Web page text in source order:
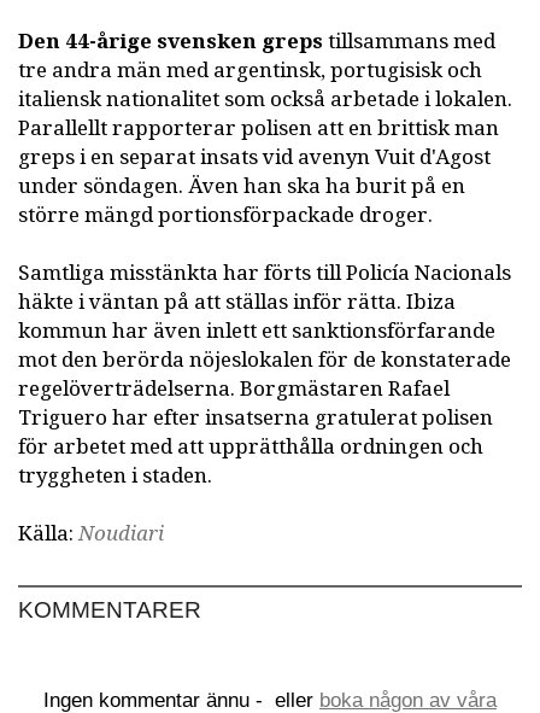
Den 44-årige svensken greps tillsammans med
tre andra män med argentinsk, portugisisk och
italiensk nationalitet som också arbetade i lokalen.
Parallellt rapporterar polisen att en brittisk man
greps i en separat insats vid avenyn Vuit d'Agost
under söndagen. Även han ska ha burit på en
större mängd portionsförpackade droger.
Samtliga misstänkta har förts till Policía Nacionals
häkte i väntan på att ställas inför rätta. Ibiza
kommun har även inlett ett sanktionsförfarande
mot den berörda nöjeslokalen för de konstaterade
regelöverträdelserna. Borgmästaren Rafael
Triguero har efter insatserna gratulerat polisen
för arbetet med att upprätthålla ordningen och
tryggheten i staden.
Källa:Noudiari
KOMMENTARER
Ingen kommentar ännu - eller boka någon av våra